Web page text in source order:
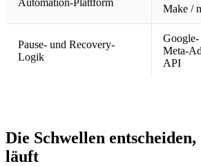
Make /
Pause- und Recovery-
Logik
Meta-
API
Die Schwellen entscheiden,
läuft